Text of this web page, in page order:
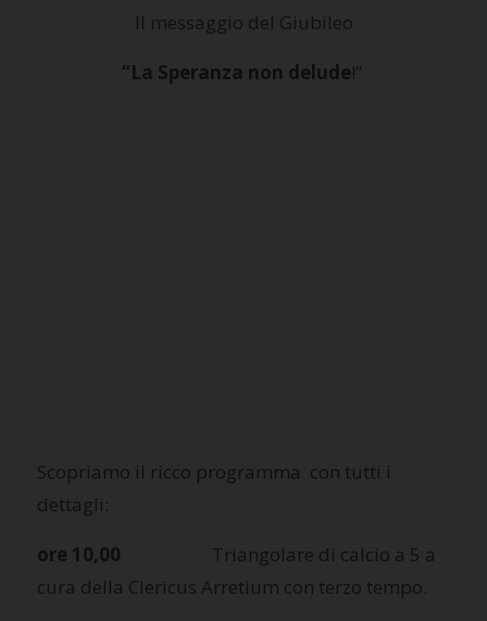
Il messaggio del Giubileo
“La Speranza non delude!”
Scopriamo il ricco programma con tutti i
dettagli:
ore 10,00 Triangolare di calcio a 5 a
cura della Clericus Arretium con terzo tempo.